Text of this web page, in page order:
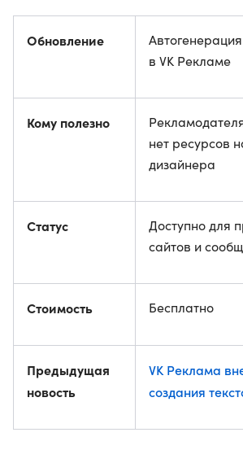
Обновление
в VK Рекламе
Кому полезно
нет ресурсов
дизайнера
Статус
Доступно для
сайтов и
Стоимость Бесплатно
Предыдущая
новость
VK Реклама
создания